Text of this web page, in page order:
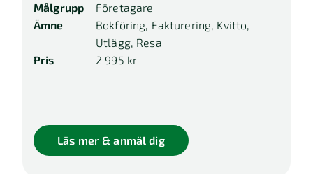
Målgrupp
Företagare
Ämne
Bokföring, Fakturering, Kvitto,
Utlägg, Resa
Pris
2 995 kr
Läs mer & anmäl dig